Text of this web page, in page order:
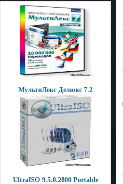
МультиЛекс Делюкс 7.2
UltraISO 9.5.0.2800 Portable